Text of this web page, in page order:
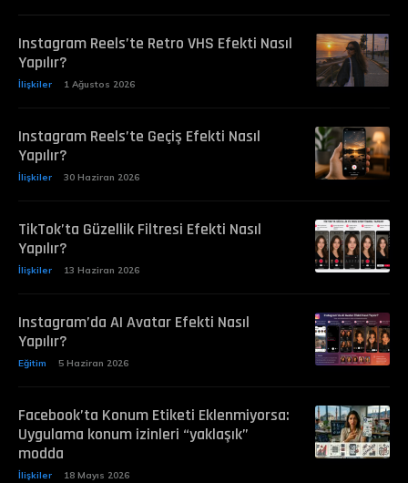
Instagram Reels’te Retro VHS Efekti Nasıl
Yapılır?
İlişkiler 1 Ağustos 2026
Instagram Reels’te Geçiş Efekti Nasıl
Yapılır?
İlişkiler 30 Haziran 2026
TikTok’ta Güzellik Filtresi Efekti Nasıl
Yapılır?
İlişkiler 13 Haziran 2026
Instagram’da AI Avatar Efekti Nasıl
Yapılır?
Eğitim 5 Haziran 2026
Facebook’ta Konum Etiketi Eklenmiyorsa:
Uygulama konum izinleri “yaklaşık”
modda
İlişkiler 18 Mayıs 2026